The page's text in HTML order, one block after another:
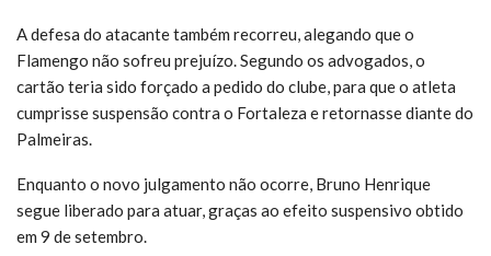
A defesa do atacante também recorreu, alegando que o
Flamengo não sofreu prejuízo. Segundo os advogados, o
cartão teria sido forçado a pedido do clube, para que o atleta
cumprisse suspensão contra o Fortaleza e retornasse diante do
Palmeiras.
Enquanto o novo julgamento não ocorre, Bruno Henrique
segue liberado para atuar, graças ao efeito suspensivo obtido
em 9 de setembro.